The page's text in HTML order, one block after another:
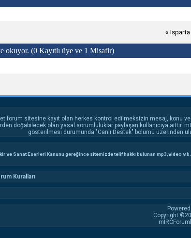
« Isparta
okuyor. (0 Kayıtlı üye ve 1 Misafir)
forum sitesine kayıt olan herkes kontrol edilmeksizin mesaj, konu
doğabilecek olan yasal sorumluluklar paylaşan kullanıcıya
gösterilmesi durumunda "Canlı Destek" bölümü üzerinden
ve Sanat Eserleri Kanunu gereğince sitemizde telif hakkı bulunan mp3,video
Kuralları
Copyright